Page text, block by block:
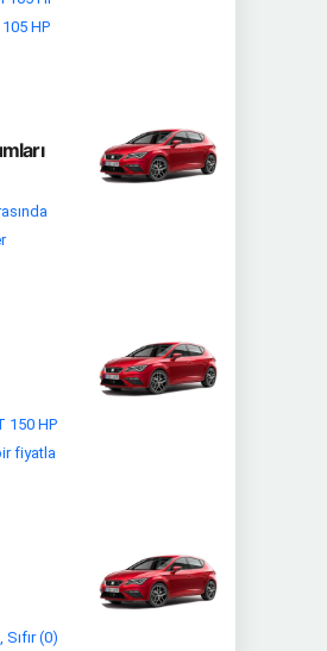
HP
150 HP
fiyatla
(0)